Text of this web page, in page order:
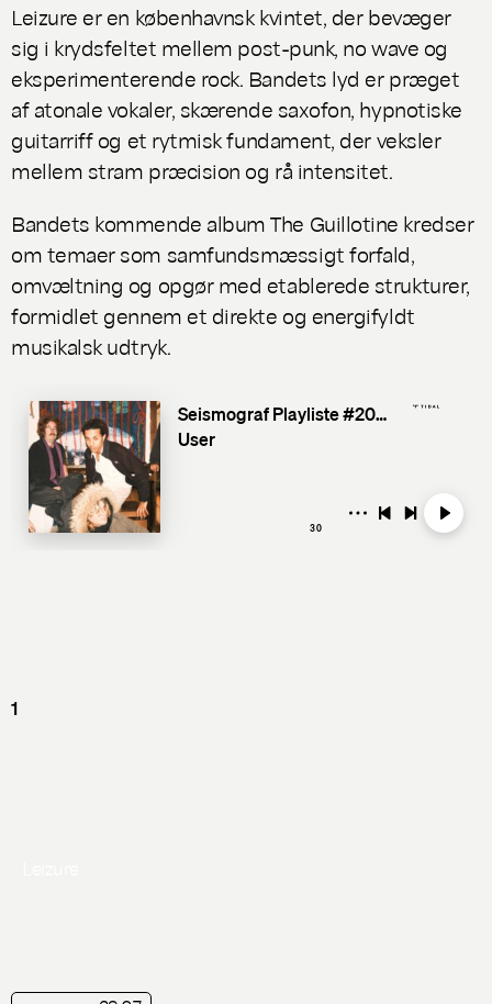
Leizure er en københavnsk kvintet, der bevæger
sig i krydsfeltet mellem post-punk, no wave og
eksperimenterende rock. Bandets lyd er præget
af atonale vokaler, skærende saxofon, hypnotiske
guitarriff og et rytmisk fundament, der veksler
mellem stram præcision og rå intensitet.
Bandets kommende albumThe Guillotine kredser
om temaer som samfundsmæssigt forfald,
omvæltning og opgør med etablerede strukturer,
formidlet gennem et direkte og energifyldt
musikalsk udtryk.